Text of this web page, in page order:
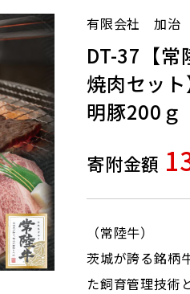
有限会社 加治
DT-37【常
焼肉セッ
明豚200ｇ
寄附金額
（常陸牛）
茨城が誇る銘柄
た飼育管理技術